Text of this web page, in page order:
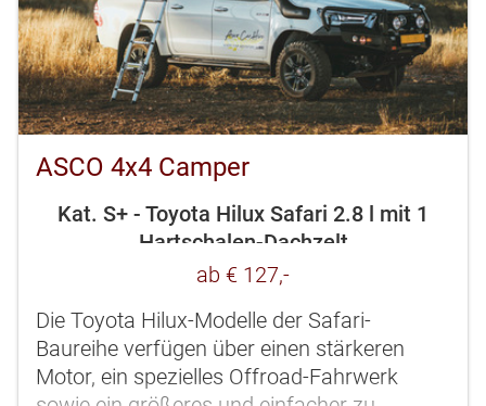
ASCO 4x4 Camper
Kat. S+ - Toyota Hilux Safari 2.8 l mit 1
Hartschalen-Dachzelt
ab € 127,-
Die Toyota Hilux-Modelle der Safari-
Baureihe verfügen über einen stärkeren
Motor, ein spezielles Offroad-Fahrwerk